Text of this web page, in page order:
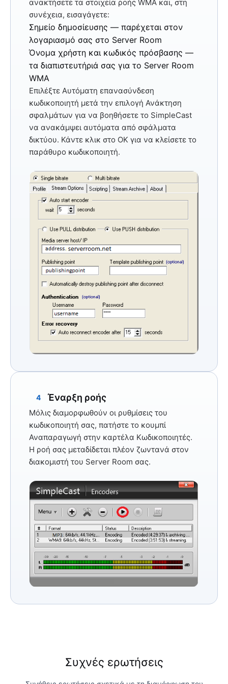
ανακτήσετε τα στοιχεία ροής WMA και, στη
συνέχεια, εισαγάγετε:
Σημείο δημοσίευσης — παρέχεται στον
λογαριασμό σας στο Server Room
Όνομα χρήστη και κωδικός πρόσβασης —
τα διαπιστευτήριά σας για το Server Room
WMA
Επιλέξτε Αυτόματη επανασύνδεση
κωδικοποιητή μετά την επιλογή Ανάκτηση
σφαλμάτων για να βοηθήσετε το SimpleCast
να ανακάμψει αυτόματα από σφάλματα
δικτύου. Κάντε κλικ στο OK για να κλείσετε το
παράθυρο κωδικοποιητή.
4 Έναρξη ροής
Μόλις διαμορφωθούν οι ρυθμίσεις του
κωδικοποιητή σας, πατήστε το κουμπί
Αναπαραγωγή στην καρτέλα Κωδικοποιητές.
Η ροή σας μεταδίδεται πλέον ζωντανά στον
διακομιστή του Server Room σας.
Συχνές ερωτήσεις